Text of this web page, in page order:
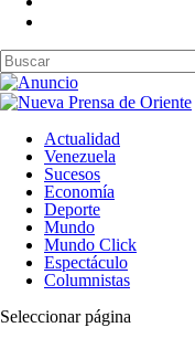
Actualidad
Venezuela
Sucesos
Economía
Deporte
Mundo
Mundo Click
Espectáculo
Columnistas
Seleccionar página